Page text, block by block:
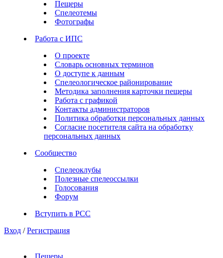
Пещеры
Спелеотемы
Фотографы
Работа с ИПС
О проекте
Словарь основных терминов
О доступе к данным
Спелеологическое районирование
Методика заполнения карточки пещеры
Работа с графикой
Контакты администраторов
Политика обработки персональных данных
Согласие посетителя сайта на обработку
персональных данных
Сообщество
Спелеоклубы
Полезные спелеоссылки
Голосования
Форум
Вступить в РСС
Вход / Регистрация
Пещеры